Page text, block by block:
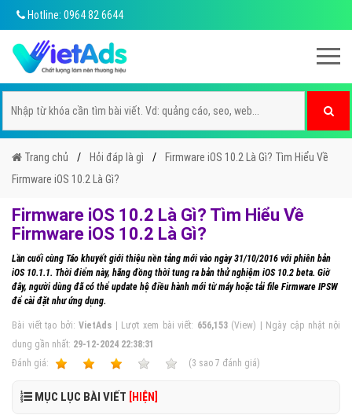
Hotline: 0964 82 6644
Trang chủ Hỏi đáp là gì
Firmware iOS 10.2 Là Gì? Tìm Hiểu Về
Firmware iOS 10.2 Là Gì?
Firmware iOS 10.2 Là Gì? Tìm Hiểu Về
Firmware iOS 10.2 Là Gì?
Lần cuối cùng Táo khuyết giới thiệu nền tảng mới vào ngày 31/10/2016 với phiên bản
iOS 10.1.1. Thời điểm này, hãng đồng thời tung ra bản thử nghiệm iOS 10.2 beta. Giờ
đây, người dùng đã có thể update hệ điều hành mới từ máy hoặc tải file Firmware IPSW
để cài đặt như ứng dụng.
Bài viết tạo bởi:VietAds | Lượt xem bài viết: 656,153(View) | Ngày cập nhật nội
dung gần nhất: 29-12-2024 22:38:31
Ðánh giá:
(3 sao 7 đánh giá)
MỤC LỤC BÀI VIẾT [HIỆN]